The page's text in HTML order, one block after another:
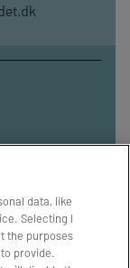
data, like
Selecting I
the purposes
provide.